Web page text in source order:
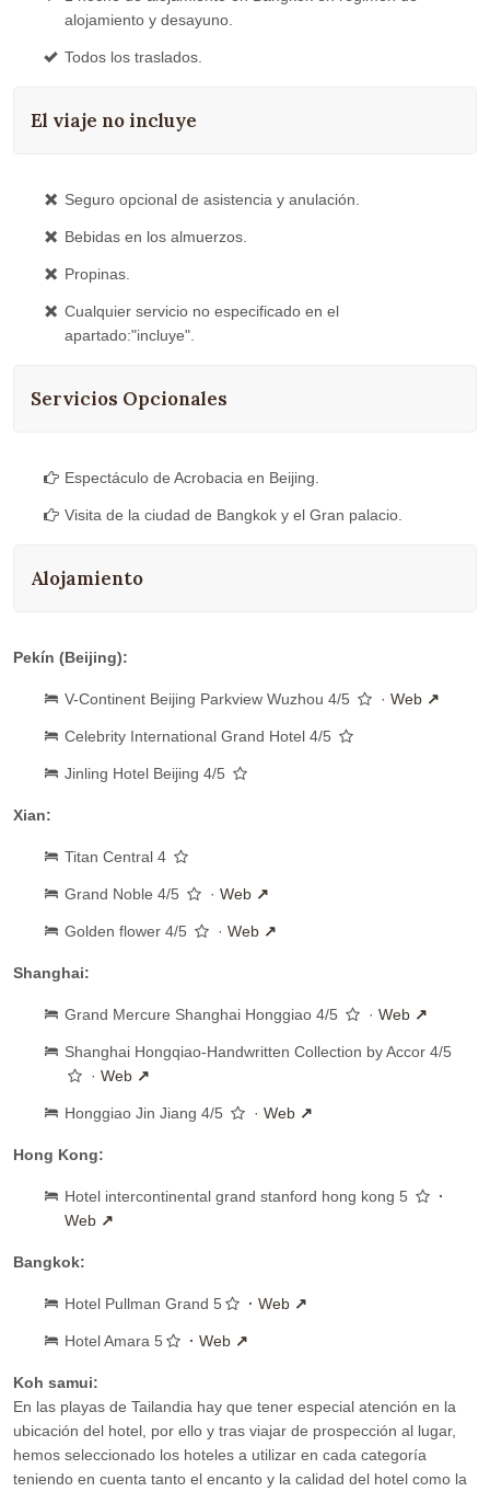
alojamiento y desayuno.
Todos los traslados.
El viaje no incluye
Seguro opcional de asistencia y anulación.
Bebidas en los almuerzos.
Propinas.
Cualquier servicio no especificado en el
apartado:"incluye".
Servicios Opcionales
Espectáculo de Acrobacia en Beijing.
Visita de la ciudad de Bangkok y el Gran palacio.
Alojamiento
Pekín (Beijing):
V-Continent Beijing Parkview Wuzhou 4/5 · Web
Celebrity International Grand Hotel 4/5
Jinling Hotel Beijing 4/5
Xian:
Titan Central 4
Grand Noble 4/5 · Web
Golden flower 4/5 · Web
Shanghai:
Grand Mercure Shanghai Honggiao 4/5 · Web
Shanghai Hongqiao-Handwritten Collection by Accor 4/5
· Web
Honggiao Jin Jiang 4/5 · Web
Hong Kong:
Hotel intercontinental grand stanford hong kong 5
·
Web
Bangkok:
Hotel Pullman Grand 5 · Web
Hotel Amara 5 · Web
Koh samui:
En las playas de Tailandia hay que tener especial atención en la
ubicación del hotel, por ello y tras viajar de prospección al lugar,
hemos seleccionado los hoteles a utilizar en cada categoría
teniendo en cuenta tanto el encanto y la calidad del hotel como la